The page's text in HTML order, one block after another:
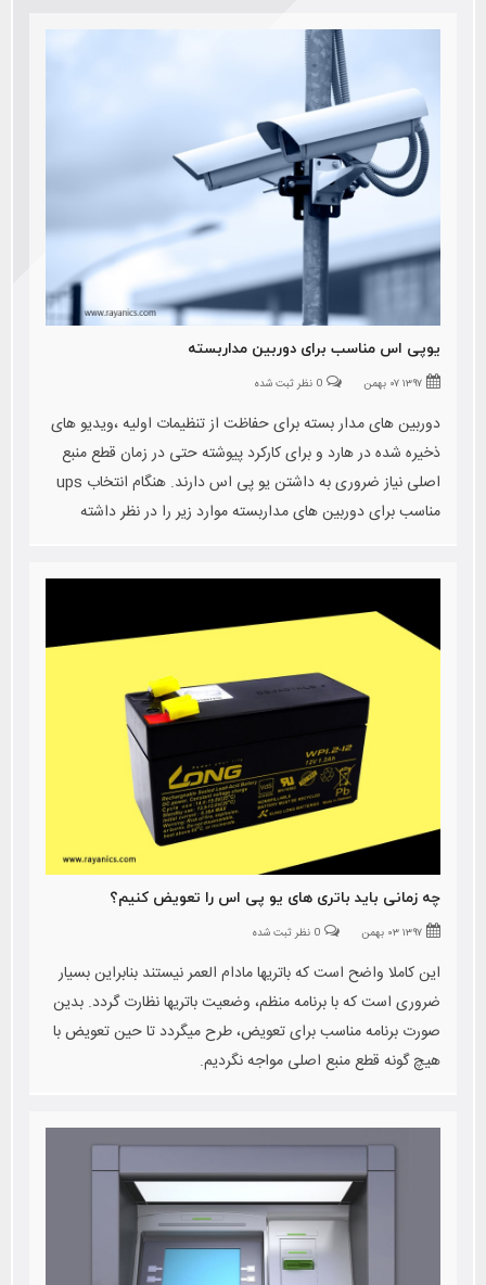
یوپی اس مناسب برای دوربین مداربسته
۱۳۹۷ ۰۷ بهمن 0 نظر ثبت شده
دوربین های مدار بسته برای حفاظت از تنظیمات اولیه ،ویدیو های
ذخیره شده در هارد و برای کارکرد پیوشته حتی در زمان قطع منبع
اصلی نیاز ضروری به داشتن یو پی اس دارند. هنگام انتخاب ups
مناسب برای دوربین های مداربسته موارد زیر را در نظر داشته
چه زمانی باید باتری های یو پی اس را تعویض کنیم؟
۱۳۹۷ ۰۳ بهمن 0 نظر ثبت شده
این کاملا واضح است که باتریها مادام العمر نیستند بنابراین بسیار
ضروری است که با برنامه منظم، وضعیت باتریها نظارت گردد. بدین
صورت برنامه مناسب برای تعویض، طرح میگردد تا حین تعویض با
هیچ گونه قطع منبع اصلی مواجه نگردیم.